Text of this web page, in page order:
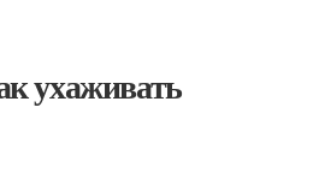
ухаживать